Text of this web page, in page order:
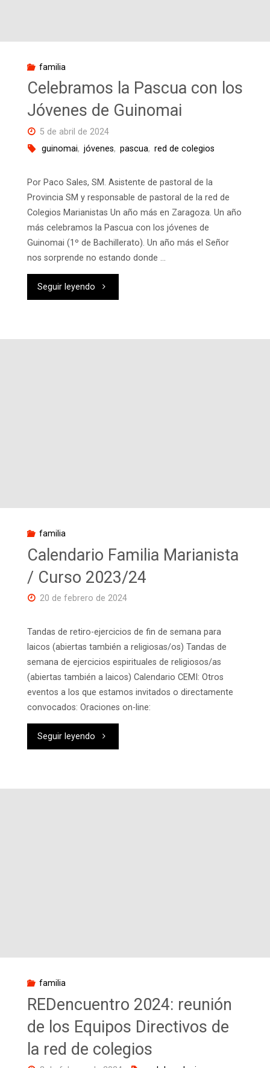
Marianista"
familia
Celebramos la Pascua con los
Jóvenes de Guinomai
5 de abril de 2024
guinomai, jóvenes, pascua, red de colegios
Por Paco Sales, SM. Asistente de pastoral de la
Provincia SM y responsable de pastoral de la red de
Colegios Marianistas Un año más en Zaragoza. Un año
más celebramos la Pascua con los jóvenes de
Guinomai (1º de Bachillerato). Un año más el Señor
nos sorprende no estando donde …
Seguir leyendo "Celebramos
Pascua
familia
Calendario Familia Marianista
/ Curso 2023/24
20 de febrero de 2024
Tandas de retiro-ejercicios de fin de semana para
laicos (abiertas también a religiosas/os) Tandas de
semana de ejercicios espirituales de religiosos/as
(abiertas también a laicos) Calendario CEMI: Otros
eventos a los que estamos invitados o directamente
convocados: Oraciones on-line:
Seguir leyendo "Calendario
Marianista
familia
REDencuentro 2024: reunión
de los Equipos Directivos de
la red de colegios